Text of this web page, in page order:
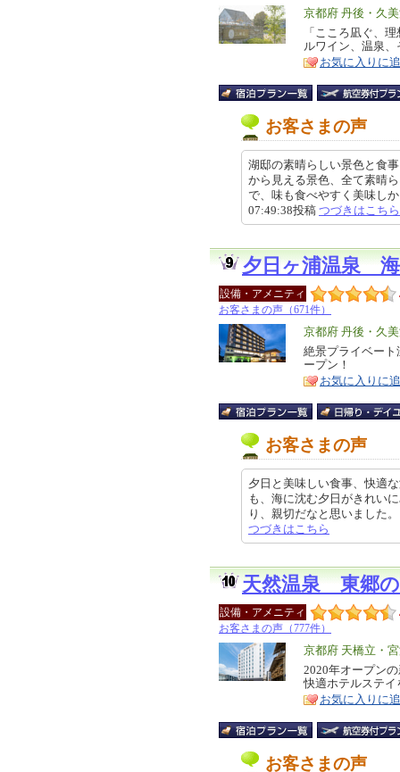
エ
リ
ア
京都府 丹後・久
特
徴
「こころ凪ぐ、
ルワイン、温泉
お気に入りに
お客さまの声
湖邸の素晴らしい景色と食
から見える景色、全て素晴
で、味も食べやすく美味し
07:49:38投稿 つづきはこちら
夕日ヶ浦温泉 海
設備・アメニティ
お客さまの声（671件）
エ
リ
ア
京都府 丹後・久
特
絶景プライベー
ープン！
お気に入りに
お客さまの声
夕日と美味しい食事、快適
も、海に沈む夕日がきれい
り、親切だなと思いました
つづきはこちら
天然温泉 東郷
設備・アメニティ
お客さまの声（777件）
エ
リ
ア
京都府 天橋立・
特
徴
2020年オープン
快適ホテルステ
お気に入りに
お客さまの声